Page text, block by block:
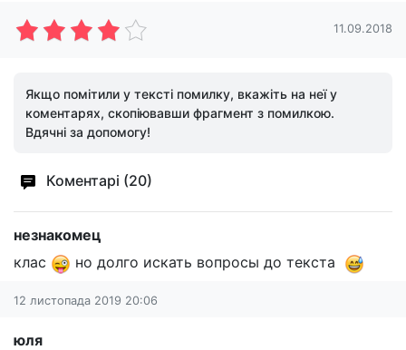
11.09.2018
Якщо помітили у тексті помилку, вкажіть на неї у
коментарях, скопіювавши фрагмент з помилкою.
Вдячні за допомогу!
Коментарі (20)
незнакомец
клас
но долго искать вопросы до текста
12 листопада 2019 20:06
юля